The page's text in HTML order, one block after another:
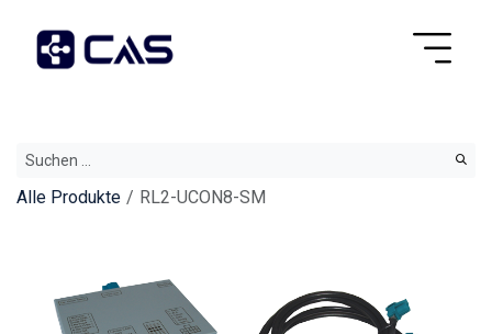
Alle Produkte RL2-UCON8-SM